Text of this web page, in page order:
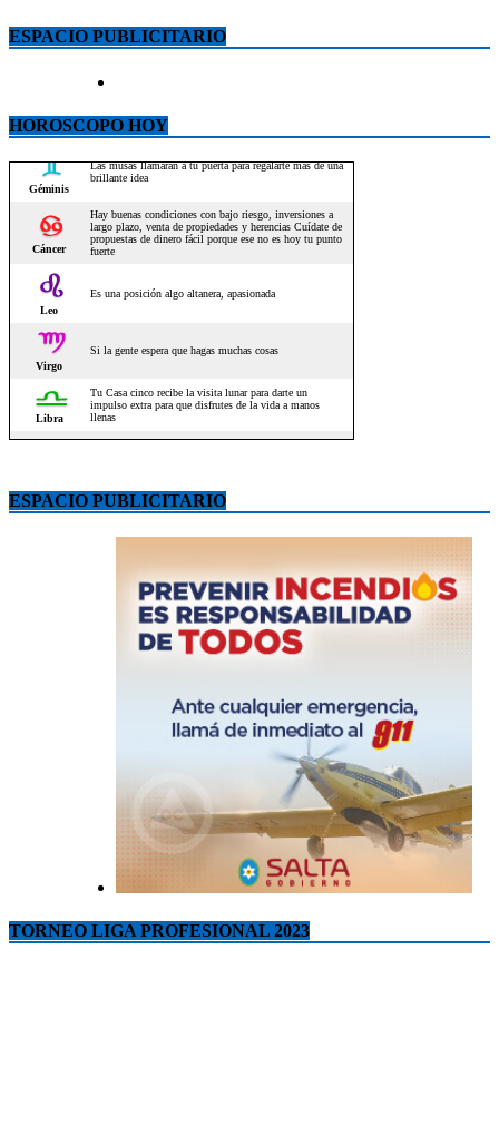
ESPACIO PUBLICITARIO
HOROSCOPO HOY
ESPACIO PUBLICITARIO
TORNEO LIGA PROFESIONAL 2023